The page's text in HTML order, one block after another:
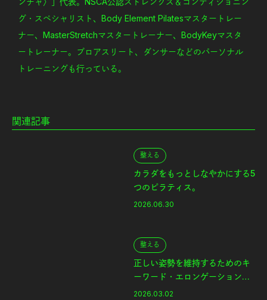
グ・スペシャリスト、Body Element Pilatesマスタートレー
ナー、MasterStretchマスタートレーナー、BodyKeyマスタ
ートレーナー。プロアスリート、ダンサーなどのパーソナル
トレーニングも行っている。
関連記事
整える
カラダをもっとしなやかにする5
つのピラティス。
2026.06.30
整える
正しい姿勢を維持するためのキ
ーワード・エロンゲーションと
は？
2026.03.02